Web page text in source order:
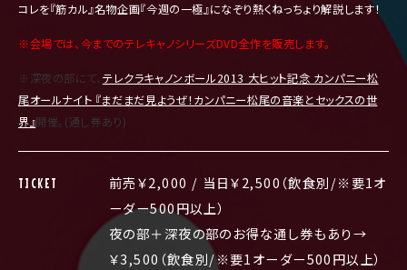
コレを『筋カル』名物企画『今週の一極』になぞり熱くねっちょり解説します！
※会場では、今までのテレキャノシリーズDVD全作を販売します。
※深夜の部にて、テレクラキャノンボール2013 大ヒット記念 カンパニー松
尾オールナイト 『まだまだ見ようぜ！カンパニー松尾の音楽とセックスの世
界』開催。(通し券あり)
TICKET
前売￥2,000 / 当日￥2,500（飲食別/※要1オ
ーダー500円以上）
夜の部＋深夜の部のお得な通し券もあり→
￥3,500（飲食別/※要1オーダー500円以上）